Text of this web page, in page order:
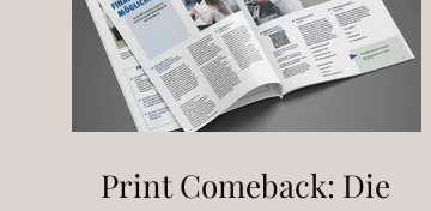
Print Comeback: Die